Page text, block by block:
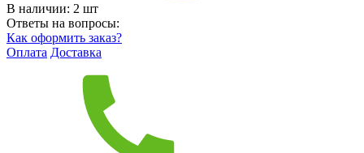
В наличии: 2 шт
Ответы на вопросы:
Как оформить заказ?
Оплата Доставка